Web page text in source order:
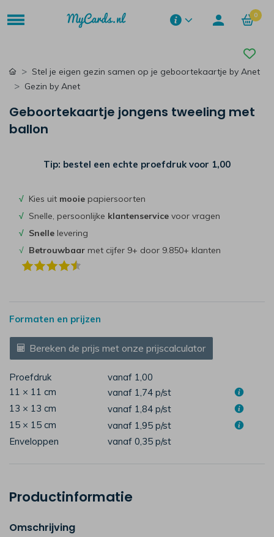
0
Stel je eigen gezin samen op je geboortekaartje by Anet
Gezin by Anet
Geboortekaartje jongens tweeling met
ballon
Tip: bestel een echte proefdruk voor 1,00
√ Kies uit mooie papiersoorten
√ Snelle, persoonlijke klantenservice voor vragen
√ Snelle levering
√ Betrouwbaar met cijfer 9+ door 9.850+ klanten
Formaten en prijzen
Bereken de prijs met onze prijscalculator
Proefdruk
vanaf 1,00
11 × 11 cm
vanaf 1,74 p/st
13 × 13 cm
vanaf 1,84 p/st
15 × 15 cm
vanaf 1,95 p/st
Enveloppen
vanaf 0,35 p/st
Productinformatie
Omschrijving